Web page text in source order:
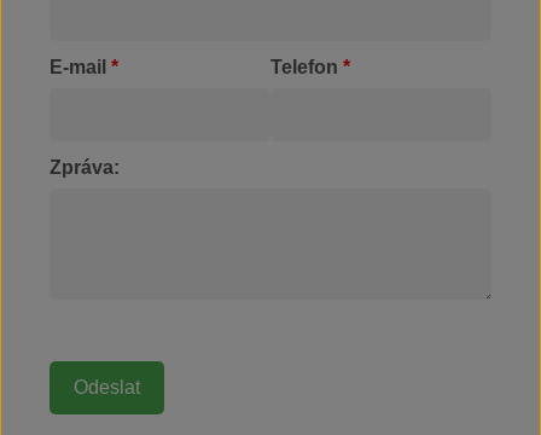
E-mail * Telefon *
Zpráva: